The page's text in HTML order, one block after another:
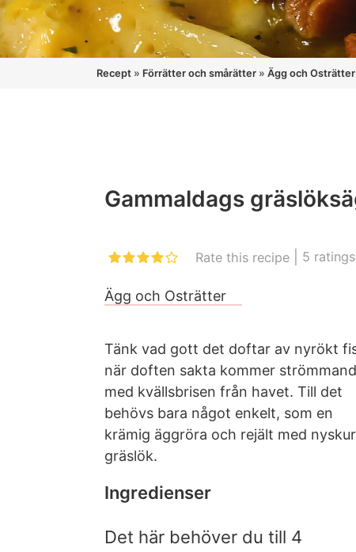
Recept » Förrätter och smårätter » Ägg och Osträtter
Gammaldags
Rate this recipe 5 ratings
Ägg och Osträtter
Tänk vad gott det doftar av nyrökt
när doften sakta kommer
med kvällsbrisen från havet. Till det
behövs bara något enkelt, som en
krämig äggröra och rejält med
gräslök.
Ingredienser
Det här behöver du till 4